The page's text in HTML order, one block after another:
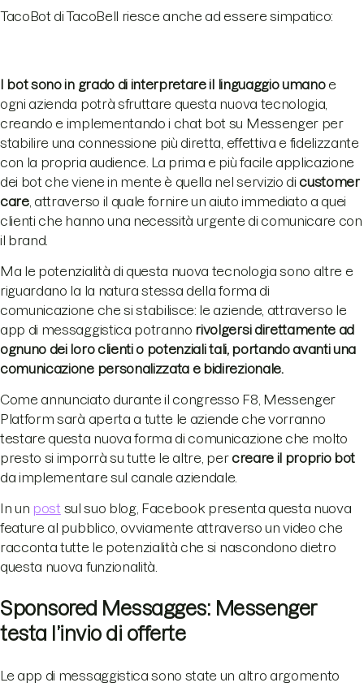
TacoBot di TacoBell riesce anche ad essere simpatico:
I bot sono in grado di interpretare il linguaggio umano e
ogni azienda potrà sfruttare questa nuova tecnologia,
creando e implementando i chat bot su Messenger per
stabilire una connessione più diretta, effettiva e fidelizzante
con la propria audience. La prima e più facile applicazione
dei bot che viene in mente è quella nel servizio di customer
care, attraverso il quale fornire un aiuto immediato a quei
clienti che hanno una necessità urgente di comunicare con
il brand.
Ma le potenzialità di questa nuova tecnologia sono altre e
riguardano la la natura stessa della forma di
comunicazione che si stabilisce: le aziende, attraverso le
app di messaggistica potranno rivolgersi direttamente ad
ognuno dei loro clienti o potenziali tali, portando avanti una
comunicazione personalizzata e bidirezionale.
Come annunciato durante il congresso F8, Messenger
Platform sarà aperta a tutte le aziende che vorranno
testare questa nuova forma di comunicazione che molto
presto si imporrà su tutte le altre, per creare il proprio bot
da implementare sul canale aziendale.
In un post sul suo blog, Facebook presenta questa nuova
feature al pubblico, ovviamente attraverso un video che
racconta tutte le potenzialità che si nascondono dietro
questa nuova funzionalità.
Sponsored Messagges: Messenger
testa l’invio di offerte
Le app di messaggistica sono state un altro argomento